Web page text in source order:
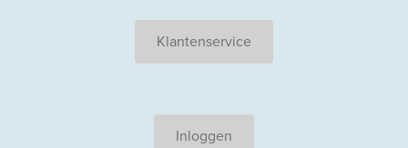
Klantenservice
Inloggen